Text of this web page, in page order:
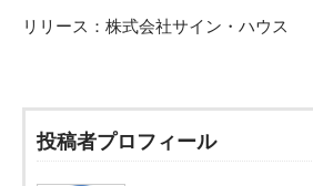
リリース： 株式会社サイン・ハウス
投稿者プロフィール